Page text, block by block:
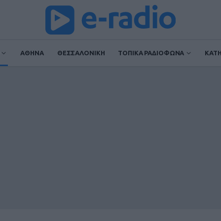
ΑΘΗΝΑ ΘΕΣΣΑΛΟΝΙΚΗ ΤΟΠΙΚΑ ΡΑΔΙΟΦΩΝΑ